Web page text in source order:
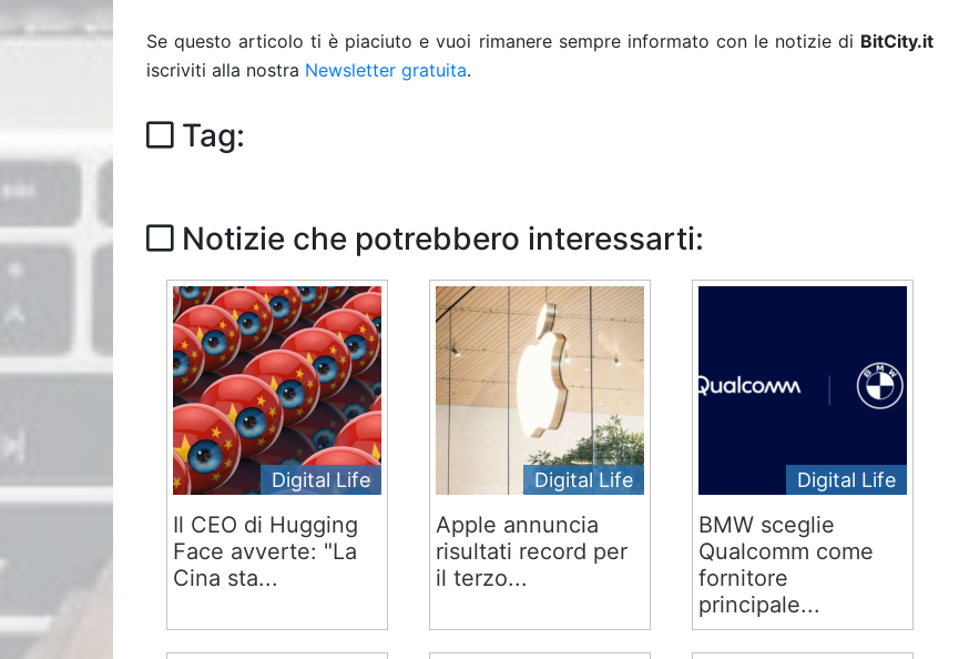
Se questo articolo ti è piaciuto e vuoi rimanere sempre informato con le notizie di BitCity.it
iscriviti alla nostra Newsletter gratuita.
Tag:
Notizie che potrebbero interessarti:
Digital Life
Il CEO di Hugging
Face avverte: "La
Cina sta...
Digital Life
Apple annuncia
risultati record per
il terzo...
Digital Life
BMW sceglie
Qualcomm come
fornitore
principale...